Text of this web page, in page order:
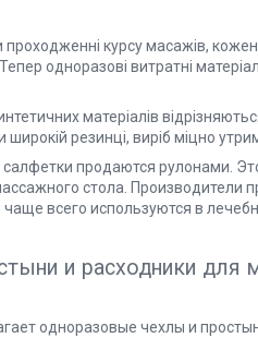
проходженні курсу масажів,
одноразові витратні
матеріалів
резинці, виріб міцно
продаются рулонами.
стола.
всего используются в
и расходники для
одноразовые чехлы и